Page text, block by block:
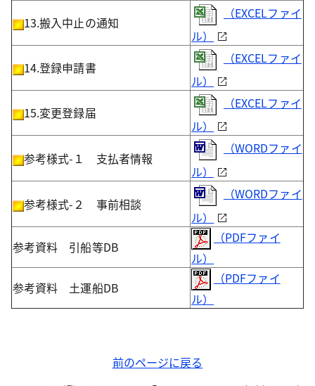
13.搬入中止の通知
（EXCELファイ
ル）
14.登録申請書
（EXCELファイ
ル）
15.変更登録届
（EXCELファイ
ル）
参考様式-１ 支払者情報
（WORDファイ
ル）
参考様式-２ 事前相談
（WORDファイ
ル）
参考資料 引船等DB
（PDFファイ
ル）
参考資料 土運船DB
（PDFファイ
ル）
前のページに戻る